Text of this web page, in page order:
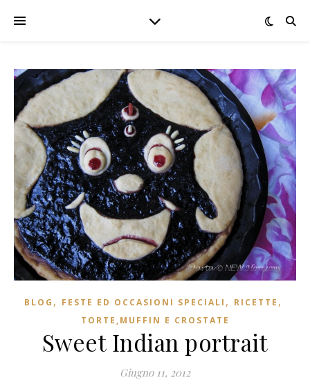
BLOG , FESTE ED OCCASIONI SPECIALI , RICETTE ,
TORTE,MUFFIN E CROSTATE
Sweet Indian portrait
Giugno 11, 2012